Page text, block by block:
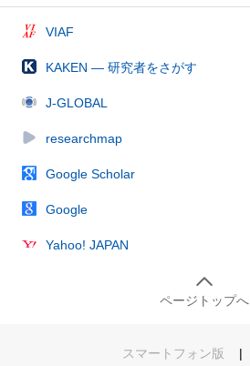
VIAF
KAKEN — 研究者をさがす
J-GLOBAL
researchmap
Google Scholar
Google
Yahoo! JAPAN
ページトップへ
スマートフォン版 |